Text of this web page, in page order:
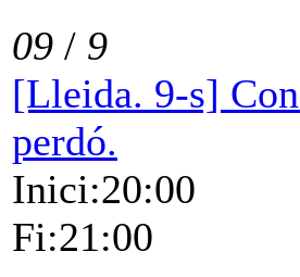
09 / 9
[Lleida. 9-s]
perdó.
Inici:20:00
Fi:21:00